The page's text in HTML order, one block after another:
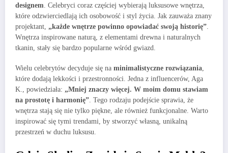
designem . Celebryci coraz częściej wybierają luksusowe wnętrza,
które odzwierciedlają ich osobowość i styl życia. Jak zauważa znany
projektant, „każde wnętrze powinno opowiadać swoją historię”
Wnętrza inspirowane naturą, z elementami drewna i naturalnych
tkanin, stały się bardzo popularne wśród gwiazd.
Wielu celebrytów decyduje się na minimalistyczne rozwiązania,
które dodają lekkości i przestronności. Jedna z influencerów, Aga
K., powiedziała: „Mniej znaczy więcej. W moim domu stawiam
na prostotę i harmonię”. Tego rodzaju podejście sprawia, że
wnętrza stają się nie tylko piękne, ale również funkcjonalne. Warto
inspirować się tymi trendami, by stworzyć własną, unikalną
przestrzeń w duchu luksusu.